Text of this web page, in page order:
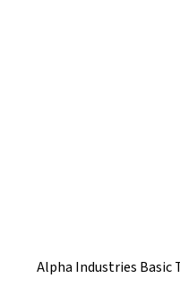
Alpha Industries Basic